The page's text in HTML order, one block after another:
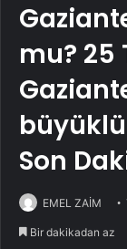
mu? 25
Son
EMEL ZAİM
Bir dakikadan az